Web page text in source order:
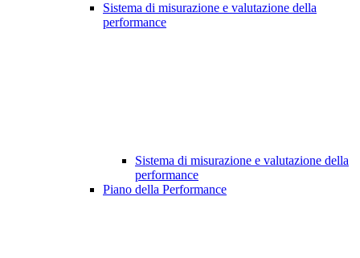
Sistema di misurazione e valutazione della
performance
Sistema di misurazione e valutazione della
performance
Piano della Performance